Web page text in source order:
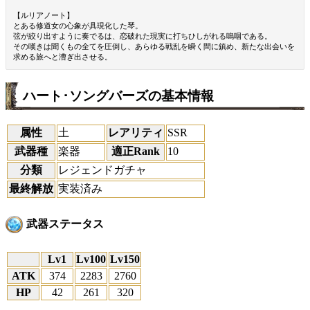
【ルリアノート】
とある修道女の心象が具現化した琴。
弦が絞り出すように奏でるは、恋破れた現実に打ちひしがれる嗚咽である。
その嘆きは聞くもの全てを圧倒し、あらゆる戦乱を瞬く間に鎮め、新たな出会いを
求める旅へと漕ぎ出させる。
ハート･ソングバーズの基本情報
属性 土 レアリティ SSR
武器種
楽器 適正Rank
10
分類
レジェンドガチャ
最終解放 実装済み
武器ステータス
Lv1 Lv100 Lv150
ATK
374 2283
2760
HP
42 261 320